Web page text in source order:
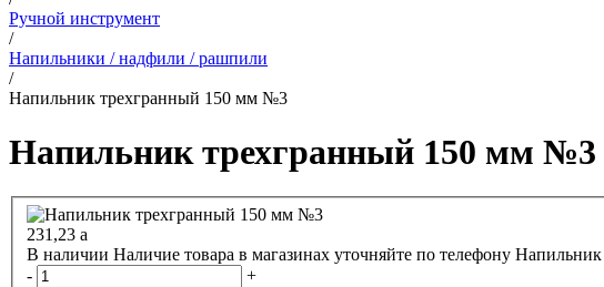
Ручной инструмент
/
Напильники / надфили / рашпили
/
Напильник трехгранный 150 мм №3
Напильник трехгранный 150 мм №3
231,23 a
В наличии Наличие товара в магазинах уточняйте по телефону
-
+